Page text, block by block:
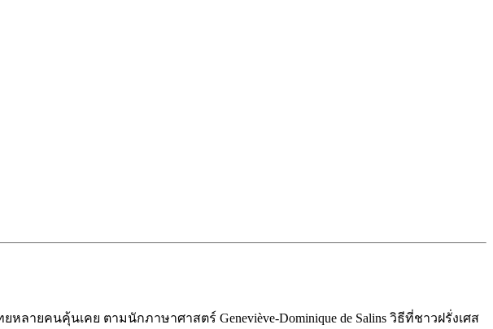
ยคนคุ้นเคย ตามนักภาษาศาสตร์ Geneviève-Dominique de Salins วิธีที่ชาวฝรั่งเศส